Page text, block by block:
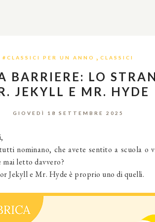
#CLASSICI PER UN ANNO , CLASSICI
BARRIERE: LO
JEKYLL E MR. HYDE
GIOVEDÌ 18 SETTEMBRE 2025
nominano, che avete sentito a scuola o
letto davvero?
Jekyll e Mr. Hyde è proprio uno di quelli.